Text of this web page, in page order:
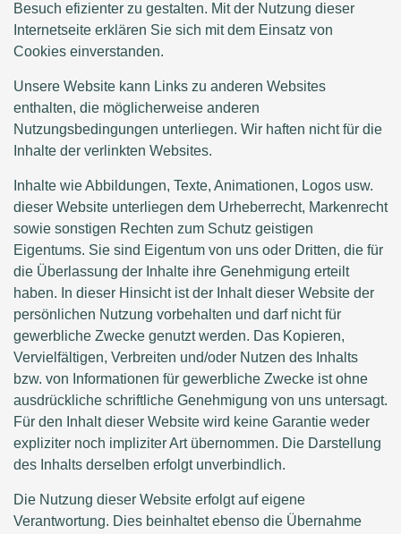
Besuch efizienter zu gestalten. Mit der Nutzung dieser
Internetseite erklären Sie sich mit dem Einsatz von
Cookies einverstanden.
Unsere Website kann Links zu anderen Websites
enthalten, die möglicherweise anderen
Nutzungsbedingungen unterliegen. Wir haften nicht für die
Inhalte der verlinkten Websites.
Inhalte wie Abbildungen, Texte, Animationen, Logos usw.
dieser Website unterliegen dem Urheberrecht, Markenrecht
sowie sonstigen Rechten zum Schutz geistigen
Eigentums. Sie sind Eigentum von uns oder Dritten, die für
die Überlassung der Inhalte ihre Genehmigung erteilt
haben. In dieser Hinsicht ist der Inhalt dieser Website der
persönlichen Nutzung vorbehalten und darf nicht für
gewerbliche Zwecke genutzt werden. Das Kopieren,
Vervielfältigen, Verbreiten und/oder Nutzen des Inhalts
bzw. von Informationen für gewerbliche Zwecke ist ohne
ausdrückliche schriftliche Genehmigung von uns untersagt.
Für den Inhalt dieser Website wird keine Garantie weder
expliziter noch impliziter Art übernommen. Die Darstellung
des Inhalts derselben erfolgt unverbindlich.
Die Nutzung dieser Website erfolgt auf eigene
Verantwortung. Dies beinhaltet ebenso die Übernahme